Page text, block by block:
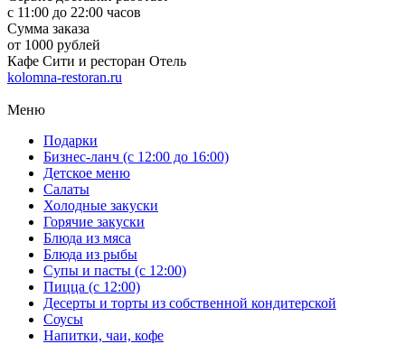
с 11:00 до 22:00 часов
Сумма заказа
от 1000 рублей
Кафе Сити и ресторан Отель
kolomna-restoran.ru
Меню
Подарки
Бизнес-ланч (с 12:00 до 16:00)
Детское меню
Салаты
Холодные закуски
Горячие закуски
Блюда из мяса
Блюда из рыбы
Супы и пасты (с 12:00)
Пицца (с 12:00)
Десерты и торты из собственной кондитерской
Соусы
Напитки, чаи, кофе